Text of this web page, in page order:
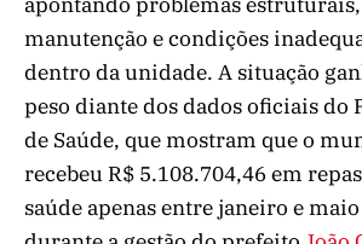
manutenção e condições
dentro da unidade. A situação
peso diante dos dados oficiais do
de Saúde, que mostram que o
recebeu R$ 5.108.704,46 em
saúde apenas entre janeiro e